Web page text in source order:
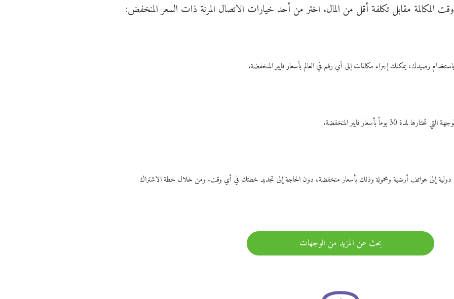
دولية إلى هواتف أرضية ومحمولة وذلك بأسعار منخفضة، دون الحاجة إلى تجديد خطتك في أي وقت. ومن خلال خطة الاشتراك
بحث عن المزيد من الوجهات